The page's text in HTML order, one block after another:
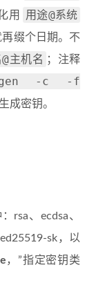
用 用途@系统
缀个日期。不
主机名 ；注释
-c -f
成密钥。
rsa、ecdsa、
sk，以
，”指定密钥类